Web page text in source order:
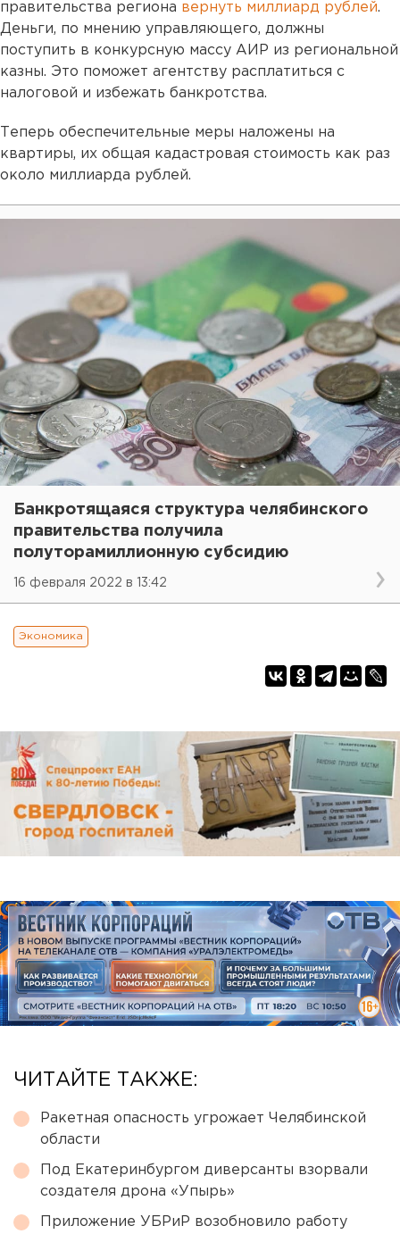
правительства региона вернуть миллиард рублей.
Деньги, по мнению управляющего, должны
поступить в конкурсную массу АИР из региональной
казны. Это поможет агентству расплатиться с
налоговой и избежать банкротства.
Теперь обеспечительные меры наложены на
квартиры, их общая кадастровая стоимость как раз
около миллиарда рублей.
Банкротящаяся структура челябинского
правительства получила
полуторамиллионную субсидию
16 февраля 2022 в 13:42
Экономика
ЧИТАЙТЕ ТАКЖЕ:
Ракетная опасность угрожает Челябинской
области
Под Екатеринбургом диверсанты взорвали
создателя дрона «Упырь»
Приложение УБРиР возобновило работу